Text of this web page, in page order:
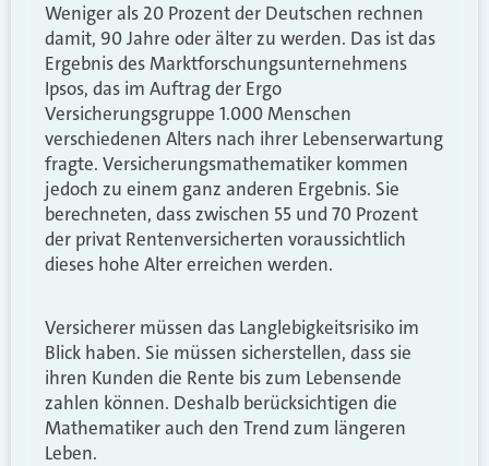
Weniger als 20 Prozent der Deutschen rechnen
damit, 90 Jahre oder älter zu werden. Das ist das
Ergebnis des Marktforschungsunternehmens
Ipsos, das im Auftrag der Ergo
Versicherungsgruppe 1.000 Menschen
verschiedenen Alters nach ihrer Lebenserwartung
fragte. Versicherungsmathematiker kommen
jedoch zu einem ganz anderen Ergebnis. Sie
berechneten, dass zwischen 55 und 70 Prozent
der privat Rentenversicherten voraussichtlich
dieses hohe Alter erreichen werden.
Versicherer müssen das Langlebigkeitsrisiko im
Blick haben. Sie müssen sicherstellen, dass sie
ihren Kunden die Rente bis zum Lebensende
zahlen können. Deshalb berücksichtigen die
Mathematiker auch den Trend zum längeren
Leben.